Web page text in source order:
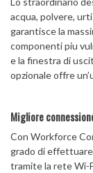
acqua, polvere,
garantisce la
componenti piu
e la finestra di
opzionale offre
Migliore
Con Workforce
grado di
tramite la rete Wi-